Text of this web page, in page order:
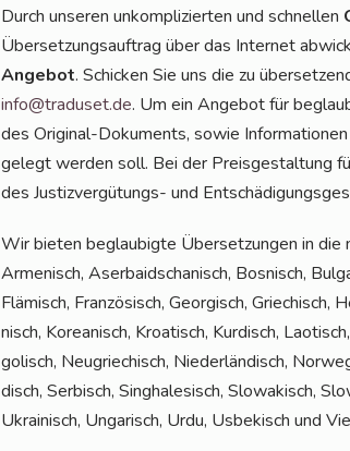
Durch unse­ren unkom­pli­zier­ten und schnel­len
Über­set­zungs­auf­trag über das Inter­net
Ange­bot. Schi­cken Sie uns die zu
info@traduset.de. Um ein Ange­bot für
des Ori­gi­nal-Doku­ments, sowie
ge­legt wer­den soll. Bei der Preis­ge­stal­tung
des Jus­tiz­ver­gü­tungs- und
Wir bie­ten beglau­big­te Über­set­zun­gen in die
Arme­nisch, Aser­bai­dscha­nisch, Bos­nisch,
Flä­misch, Fran­zö­sisch, Geor­gisch, Grie­chisch,
nisch, Korea­nisch, Kroa­tisch, Kur­disch,
go­lisch, Neu­grie­chisch, Nie­der­län­disch,
disch, Ser­bisch, Sin­gha­le­sisch, Slo­wa­kisch,
Ukrai­nisch, Unga­risch, Urdu, Usbe­kisch und